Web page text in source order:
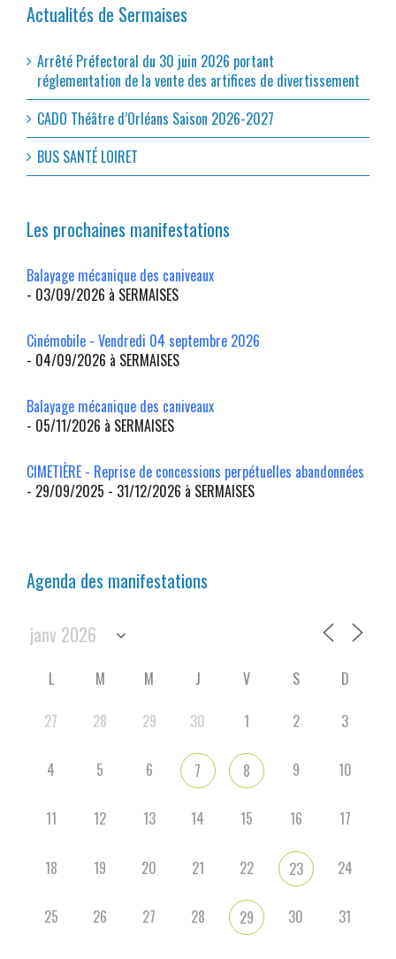
Actualités de Sermaises
Arrêté Préfectoral du 30 juin 2026 portant
réglementation de la vente des artifices de divertissement
CADO Théâtre d’Orléans Saison 2026-2027
BUS SANTÉ LOIRET
Les prochaines manifestations
Balayage mécanique des caniveaux
- 03/09/2026 à SERMAISES
Cinémobile - Vendredi 04 septembre 2026
- 04/09/2026 à SERMAISES
Balayage mécanique des caniveaux
- 05/11/2026 à SERMAISES
CIMETIÈRE - Reprise de concessions perpétuelles abandonnées
- 29/09/2025 - 31/12/2026 à SERMAISES
Agenda des manifestations
L M M J V S
D
27
28 29 30 1 2 3
4 5 6 7 8 9 10
11 12 13 14 15 16 17
18 19 20 21 22 23 24
25 26 27 28 29 30 31